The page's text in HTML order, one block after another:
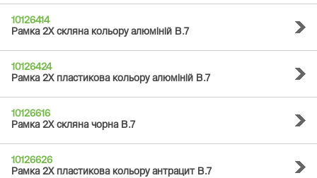
10126414
Рамка 2Х скляна кольору алюміній B.7
10126424
Рамка 2Х пластикова кольору алюміній B.7
10126616
Рамка 2Х скляна чорна B.7
10126626
Рамка 2Х пластикова кольору антрацит B.7